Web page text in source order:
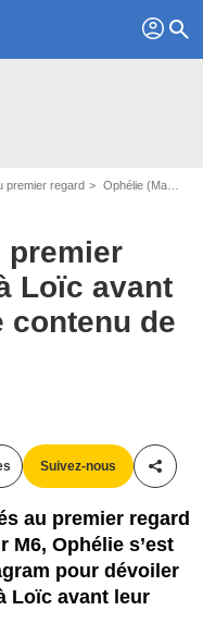
profil search
premier regard Ophélie (Mariés au premier regard) avait écrit à Loïc avant leur rencontre... Le contenu de la lettre dévoilé !
premier
Loïc avant
contenu de
Suivez-nous
au premier regard
M6, Ophélie s’est
pour dévoiler
Loïc avant leur